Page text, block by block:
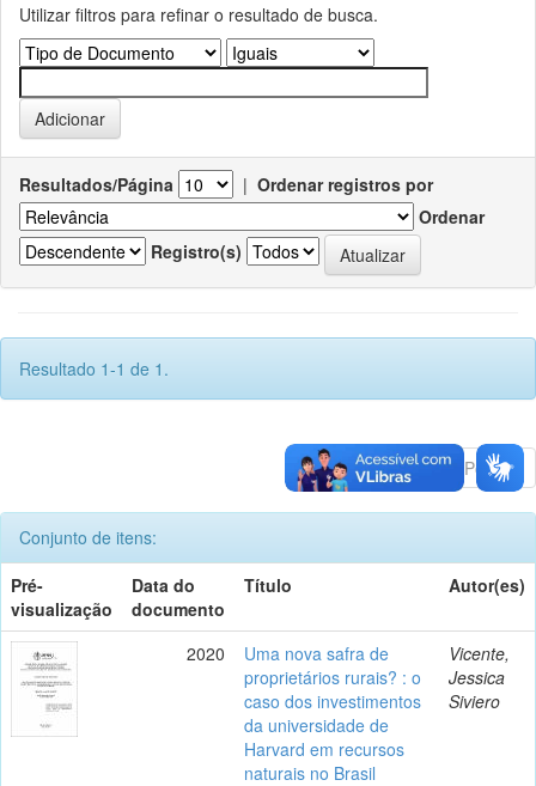
Utilizar filtros para refinar o resultado de busca.
Resultados/Página | Ordenar registros por
Ordenar
Registro(s)
Resultado 1-1 de 1.
Anterior 1 Póximo
Conjunto de itens:
Pré-
visualização
Data do
documento
Título Autor(es)
2020
Uma nova safra de
proprietários rurais? : o
caso dos investimentos
da universidade de
Harvard em recursos
naturais no Brasil
Vicente,
Jessica
Siviero